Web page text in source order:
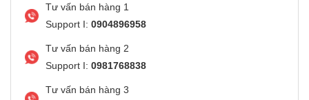
Tư vấn bán hàng 1
Support I: 0904896958
Tư vấn bán hàng 2
Support I: 0981768838
Tư vấn bán hàng 3